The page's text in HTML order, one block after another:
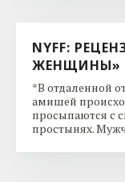
NYFF:
ЖЕНЩИНЫ»
*В отдаленной
амишей
просыпаются с
простынях.